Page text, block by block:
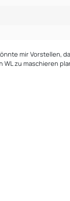
mir Vorstellen,
WL zu maschieren